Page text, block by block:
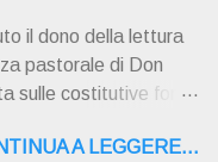
il dono della lettura
pastorale di Don
sulle costitutive fon ti
per mezzo di Gesù,
A LEGGERE...